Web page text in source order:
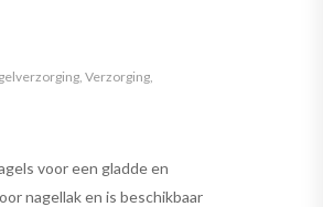
, Verzorging,
voor een gladde en
nagellak en is beschikbaar